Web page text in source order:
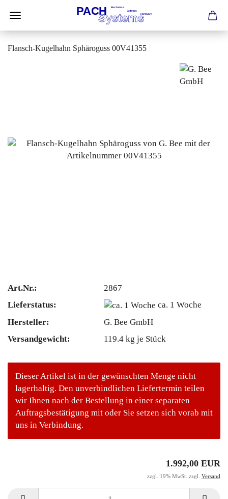
Flansch-Kugelhahn Sphäroguss 00V41355
Art.Nr.:
2867
Lieferstatus:
ca. 1 Woche
Hersteller:
G. Bee GmbH
Versandgewicht:
119.4 kg je Stück
Dieser Artikel ist in der gewünschten Menge nicht
lagerhaltig. Den unverbindlichen Liefertermin teilen
wir Ihnen nach der Bestellung in einer separaten
Auftragsbestätigung mit oder Sie setzen sich vorab mit
uns in Verbindung.
1.992,00 EUR
zzgl. 19% MwSt. zzgl. Versand